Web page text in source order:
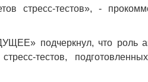
стресс-тестов», -
подчеркнул, что роль
тестов,